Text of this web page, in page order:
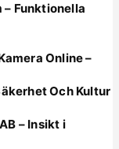
– Funktionella
Online –
Och Kultur
– Insikt i